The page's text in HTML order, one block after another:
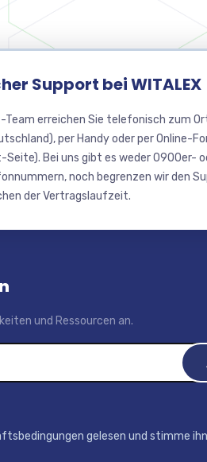
Support bei WITALEX
Team erreichen Sie telefonisch zum
per Handy oder per Online-
Seite). Bei uns gibt es weder 0900er-
noch begrenzen wir den
der Vertragslaufzeit.
und Ressourcen an.
gelesen und stimme